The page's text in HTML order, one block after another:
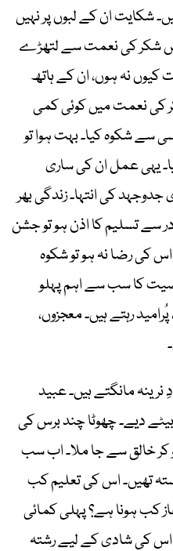
شکایت ان کے لبوں پر نہیں
بس شکر کی نعمت سے لتھڑے
کیوں نہ ہوں، ان کے ہاتھ
کی نعمت میں کوئی کمی
سے شکوہ کیا۔ بہت ہوا تو
یہی عمل ان کی ساری
جدوجہد کی انتہا۔ زندگی بھر
تسلیم کا اذن ہو تو جشن
اس کی رضا نہ ہو تو شکوہ
کا سب سے اہم پہلو
رہتے ہیں۔ معجزوں،
مانگتے ہیں۔ عبید
دیے۔ چھوٹا چند برس کی
کر خالق سے جا ملا۔ اب سب
تھیں۔ اس کی تعلیم کب
کب ہونا ہے؟ پہلی کمائی
کی شادی کے لیے رشتہ